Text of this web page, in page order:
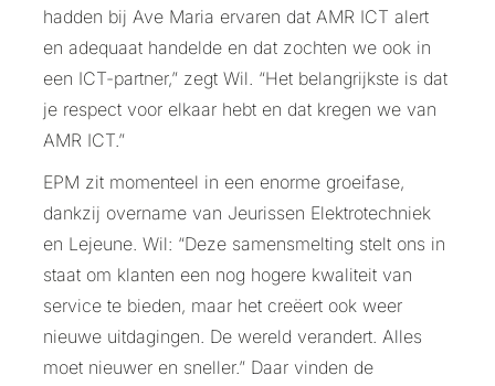
hadden bij Ave Maria ervaren dat AMR ICT alert
en adequaat handelde en dat zochten we ook in
een ICT-partner,” zegt Wil. “Het belangrijkste is dat
je respect voor elkaar hebt en dat kregen we van
AMR ICT.”
EPM zit momenteel in een enorme groeifase,
dankzij overname van Jeurissen Elektrotechniek
en Lejeune. Wil: “Deze samensmelting stelt ons in
staat om klanten een nog hogere kwaliteit van
service te bieden, maar het creëert ook weer
nieuwe uitdagingen. De wereld verandert. Alles
moet nieuwer en sneller.” Daar vinden de